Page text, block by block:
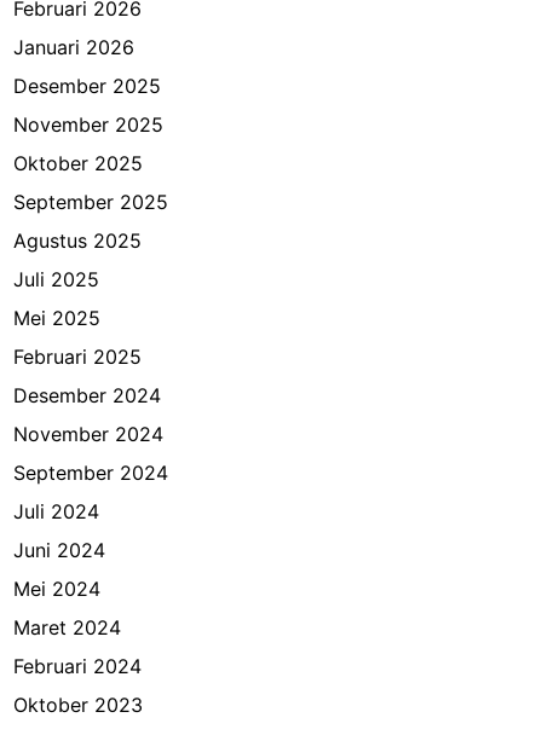
Februari 2026
Januari 2026
Desember 2025
November 2025
Oktober 2025
September 2025
Agustus 2025
Juli 2025
Mei 2025
Februari 2025
Desember 2024
November 2024
September 2024
Juli 2024
Juni 2024
Mei 2024
Maret 2024
Februari 2024
Oktober 2023